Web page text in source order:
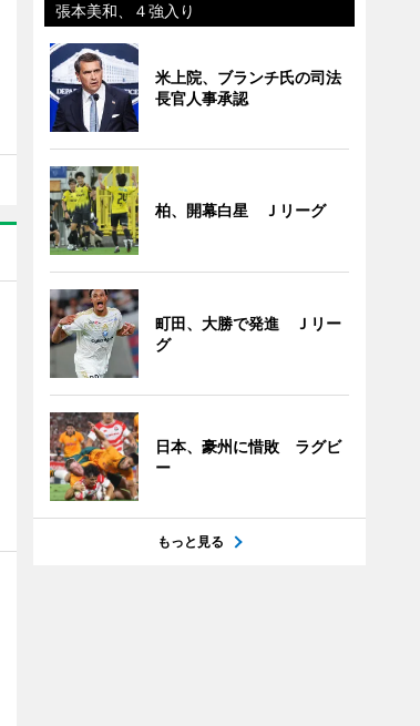
張本美和、４強入り
米上院、ブランチ氏の司法
長官人事承認
柏、開幕白星 Ｊリーグ
町田、大勝で発進 Ｊリー
グ
日本、豪州に惜敗 ラグビ
ー
もっと見る